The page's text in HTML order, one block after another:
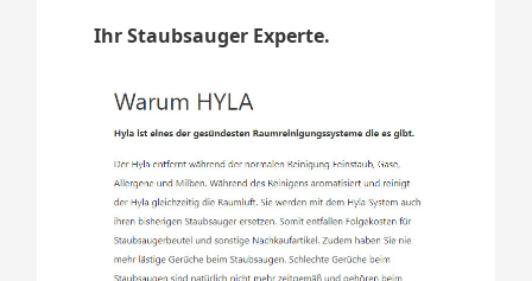
Ihr Staubsauger Experte.